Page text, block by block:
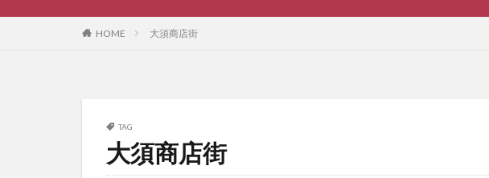
HOME 大須商店街
TAG
大須商店街